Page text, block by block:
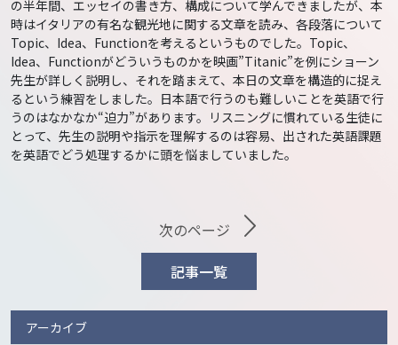
の半年間、エッセイの書き方、構成について学んできましたが、本
時はイタリアの有名な観光地に関する文章を読み、各段落について
Topic、Idea、Functionを考えるというものでした。Topic、
Idea、Functionがどういうものかを映画”Titanic”を例にショーン
先生が詳しく説明し、それを踏まえて、本日の文章を構造的に捉え
るという練習をしました。日本語で行うのも難しいことを英語で行
うのはなかなか“迫力”があります。リスニングに慣れている生徒に
とって、先生の説明や指示を理解するのは容易、出された英語課題
を英語でどう処理するかに頭を悩ましていました。
記事一覧
次のページ
アーカイブ